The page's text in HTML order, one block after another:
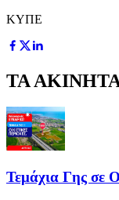
ΚΥΠΕ
ΤΑ
Τεμάχια Γης σε